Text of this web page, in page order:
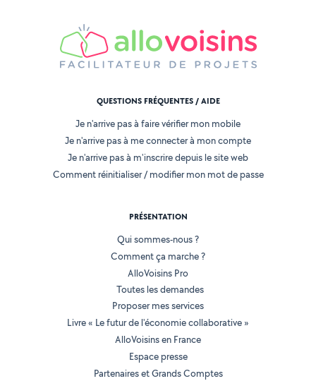
QUESTIONS FRÉQUENTES / AIDE
Je n'arrive pas à faire vérifier mon mobile
Je n'arrive pas à me connecter à mon compte
Je n'arrive pas à m'inscrire depuis le site web
Comment réinitialiser / modifier mon mot de passe
PRÉSENTATION
Qui sommes-nous ?
Comment ça marche ?
AlloVoisins Pro
Toutes les demandes
Proposer mes services
Livre « Le futur de l'économie collaborative »
AlloVoisins en France
Espace presse
Partenaires et Grands Comptes